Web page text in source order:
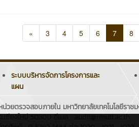
« 3 4 5 6 7 8
ระบบบริหารจัดการโครงการและ
แผน
น่วยตรวจสอบภายใน มหาวิทยาลัยเทคโนโลยีรา
.เชียงใหม่ 50300 อีเมล : audit@rmutl.ac.th